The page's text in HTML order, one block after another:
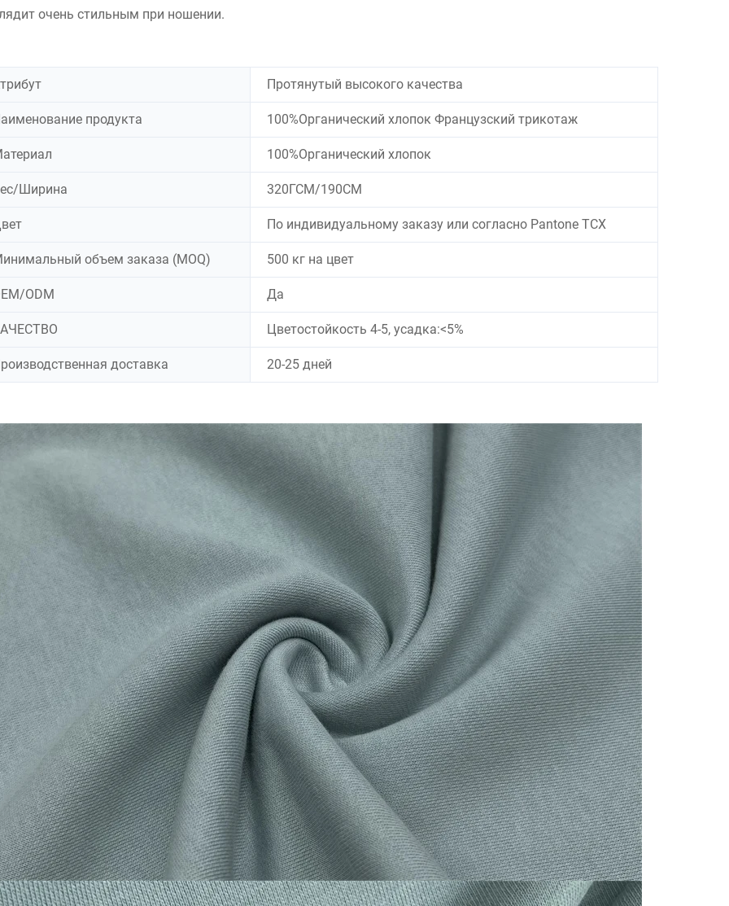
очень стильным при ношении.
Протянутый высокого качества
продукта 100%Органический хлопок Французский трикотаж
100%Органический хлопок
Ширина 320ГСМ/190СМ
По индивидуальному заказу или согласно Pantone TCX
объем заказа (MOQ) 500 кг на цвет
ODM Да
Цветостойкость 4-5, усадка:<5%
доставка 20-25 дней